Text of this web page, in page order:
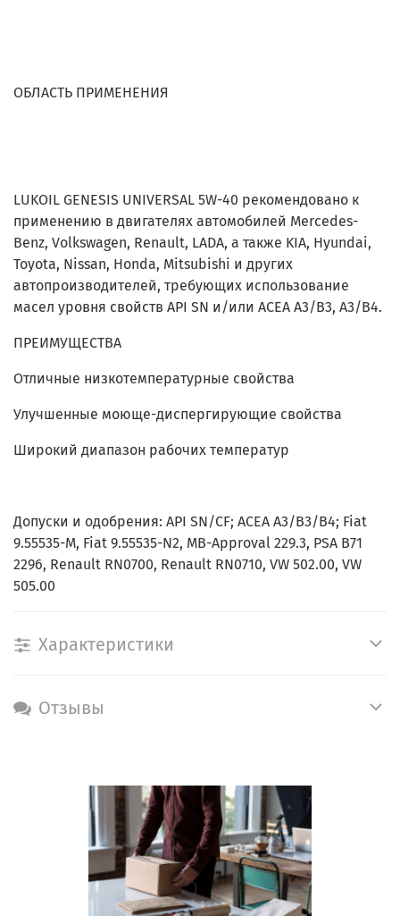
ОБЛАСТЬ ПРИМЕНЕНИЯ
LUKOIL GENESIS UNIVERSAL 5W-40 рекомендовано к
применению в двигателях автомобилей Mercedes-
Benz, Volkswagen, Renault, LADA, а также KIA, Hyundai,
Toyota, Nissan, Honda, Mitsubishi и других
автопроизводителей, требующих использование
масел уровня свойств API SN и/или ACEA A3/B3, A3/B4.
ПРЕИМУЩЕСТВА
Отличные низкотемпературные свойства
Улучшенные моюще-диспергирующие свойства
Широкий диапазон рабочих температур
Допуски и одобрения: API SN/CF; ACEA A3/B3/B4; Fiat
9.55535-M, Fiat 9.55535-N2, MB-Approval 229.3, PSA B71
2296, Renault RN0700, Renault RN0710, VW 502.00, VW
505.00
Характеристики
Отзывы